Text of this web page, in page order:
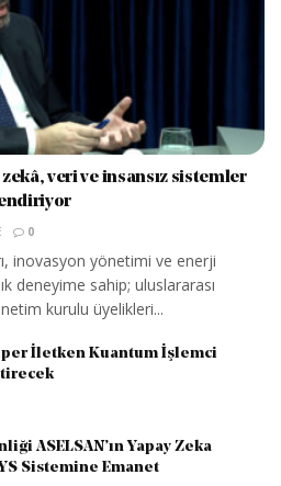
veri ve insansız sistemler
0
inovasyon yönetimi ve enerji
deneyime sahip; uluslararası
kurulu üyelikleri...
İletken Kuantum İşlemci
ASELSAN’ın Yapay Zeka
Sistemine Emanet